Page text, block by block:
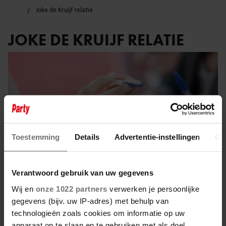
Toestemming Details Advertentie-instellingen
Verantwoord gebruik van uw gegevens
Wij en onze 1022 partners verwerken je persoonlijke
gegevens (bijv. uw IP-adres) met behulp van
technologieën zoals cookies om informatie op uw
Joke de Kruijf relatie
JOKE DE KRUIJF RELATIE
7 januari 2023